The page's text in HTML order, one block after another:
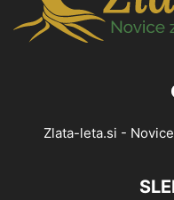
Zlata-leta.si -